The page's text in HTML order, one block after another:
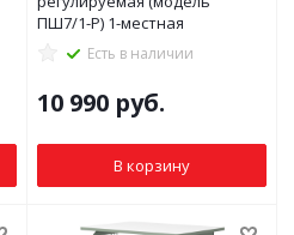
ПШ7/1-Р) 1-местная
Есть в наличии
10 990 руб.
В корзину